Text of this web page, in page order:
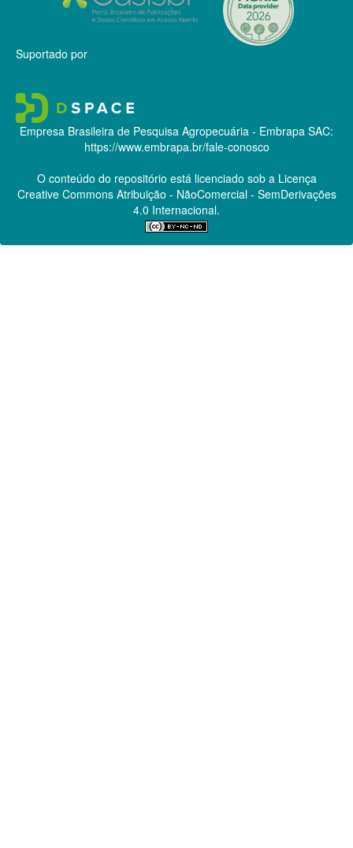
Suportado por
Empresa Brasileira de Pesquisa Agropecuária - Embrapa SAC:
https://www.embrapa.br/fale-conosco
O conteúdo do repositório está licenciado sob a Licença
Creative CommonsAtribuição - NãoComercial - SemDerivações
4.0 Internacional.